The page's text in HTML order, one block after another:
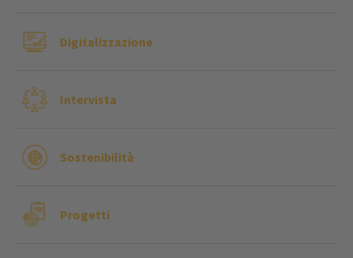
Digitalizzazione
Intervista
Sostenibilità
Progetti